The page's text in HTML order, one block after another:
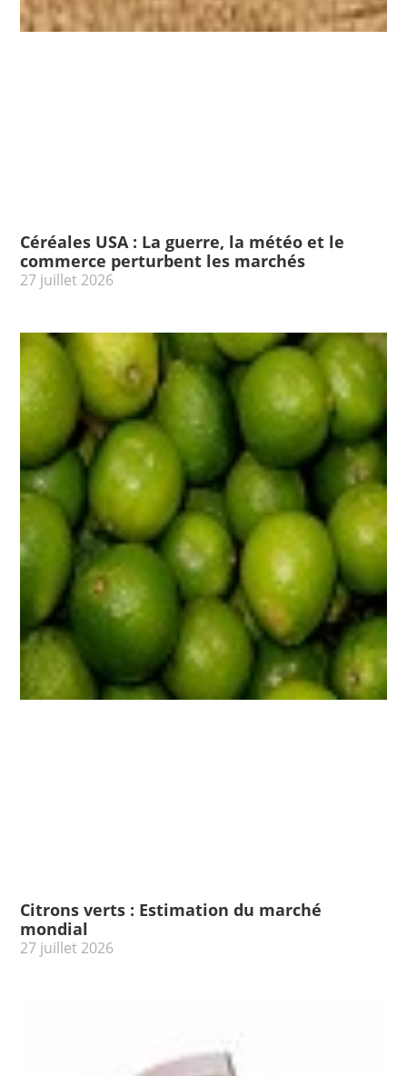
Céréales USA : La guerre, la météo et le
commerce perturbent les marchés
27 juillet 2026
Citrons verts : Estimation du marché
mondial
27 juillet 2026